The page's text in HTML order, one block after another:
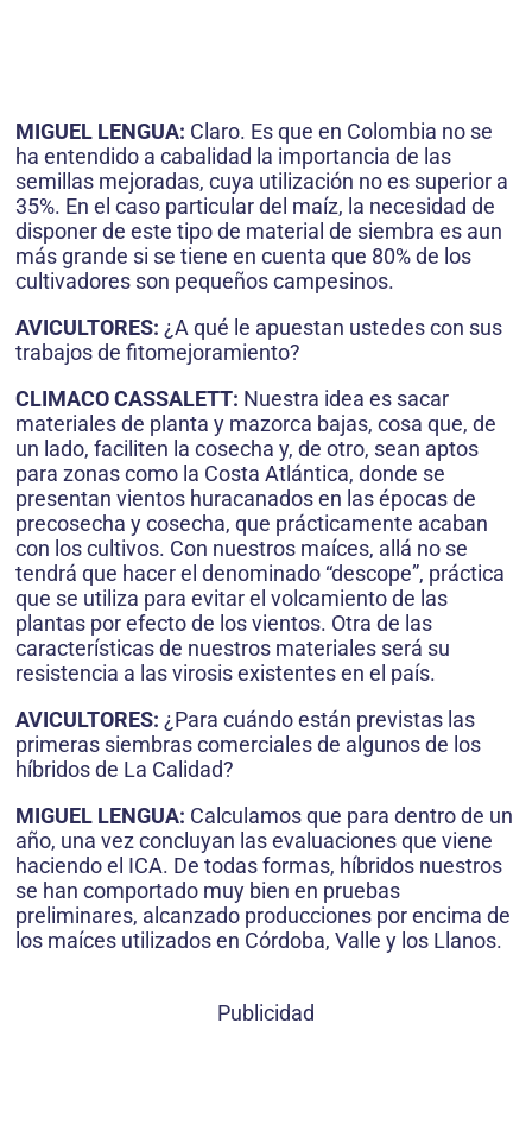
MIGUEL LENGUA: Claro. Es que en Colombia no se
ha entendido a cabalidad la importancia de las
semillas mejoradas, cuya utilización no es superior a
35%. En el caso particular del maíz, la necesidad de
disponer de este tipo de material de siembra es aun
más grande si se tiene en cuenta que 80% de los
cultivadores son pequeños campesinos.
AVICULTORES: ¿A qué le apuestan ustedes con sus
trabajos de fitomejoramiento?
CLIMACO CASSALETT: Nuestra idea es sacar
materiales de planta y mazorca bajas, cosa que, de
un lado, faciliten la cosecha y, de otro, sean aptos
para zonas como la Costa Atlántica, donde se
presentan vientos huracanados en las épocas de
precosecha y cosecha, que prácticamente acaban
con los cultivos. Con nuestros maíces, allá no se
tendrá que hacer el denominado “descope”, práctica
que se utiliza para evitar el volcamiento de las
plantas por efecto de los vientos. Otra de las
características de nuestros materiales será su
resistencia a las virosis existentes en el país.
AVICULTORES: ¿Para cuándo están previstas las
primeras siembras comerciales de algunos de los
híbridos de La Calidad?
MIGUEL LENGUA: Calculamos que para dentro de un
año, una vez concluyan las evaluaciones que viene
haciendo el ICA. De todas formas, híbridos nuestros
se han comportado muy bien en pruebas
preliminares, alcanzado producciones por encima de
los maíces utilizados en Córdoba, Valle y los Llanos.
Publicidad